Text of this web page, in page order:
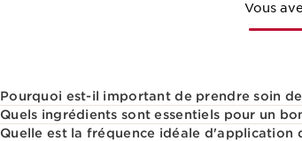
Vous
Pourquoi est-il important de prendre soin de
Quels ingrédients sont essentiels pour un
Quelle est la fréquence idéale d'application